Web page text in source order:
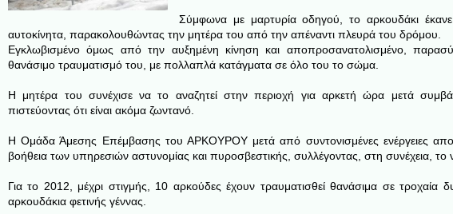
Σύμφωνα με μαρτυρία οδηγού, το αρκουδάκι
αυτοκίνητα, παρακολουθώντας την μητέρα του από την απέναντι πλευρά του δρόμου.
Εγκλωβισμένο όμως από την αυξημένη κίνηση και αποπροσανατολισμένο,
θανάσιμο τραυματισμό του, με πολλαπλά κατάγματα σε όλο του το σώμα.
Η μητέρα του συνέχισε να το αναζητεί στην περιοχή για αρκετή ώρα μετά
πιστεύοντας ότι είναι ακόμα ζωντανό.
Η Ομάδα Άμεσης Επέμβασης του ΑΡΚΟΥΡΟΥ μετά από συντονισμένες ενέργειες
βοήθεια των υπηρεσιών αστυνομίας και πυροσβεστικής, συλλέγοντας, στη συνέχεια, το
Για το 2012, μέχρι στιγμής, 10 αρκούδες έχουν τραυματισθεί θανάσιμα σε
αρκουδάκια φετινής γέννας.